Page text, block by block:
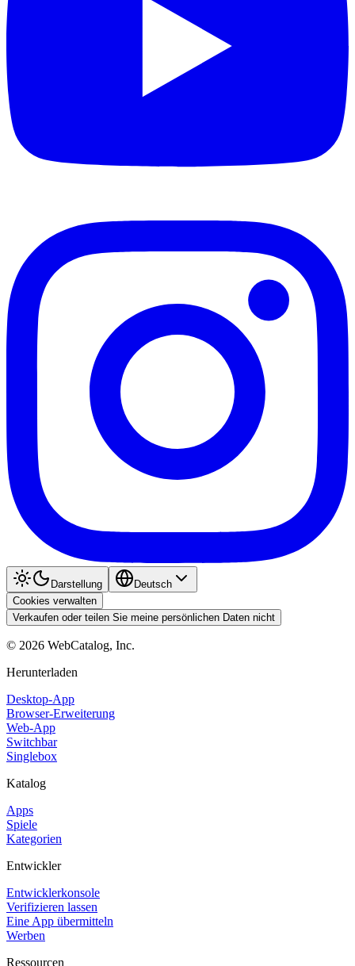
Darstellung
Deutsch
Cookies verwalten
Verkaufen oder teilen Sie meine persönlichen Daten nicht
© 2026 WebCatalog, Inc.
Herunterladen
Desktop-App
Browser-Erweiterung
Web-App
Switchbar
Singlebox
Katalog
Apps
Spiele
Kategorien
Entwickler
Entwicklerkonsole
Verifizieren lassen
Eine App übermitteln
Werben
Ressourcen